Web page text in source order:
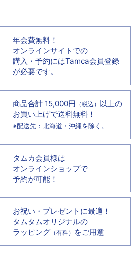
年会費無料！
オンラインサイトでの
購入・予約にはTamca会員登録
が必要です。
商品合計 15,000円 （税込） 以上の
お買い上げで送料無料！
※配送先：北海道・沖縄を除く。
タムカ会員様は
オンラインショップで
予約が可能！
お祝い・プレゼントに最適！
タムタムオリジナルの
ラッピング （有料） をご用意